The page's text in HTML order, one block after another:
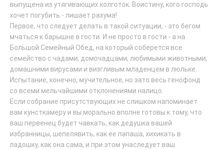
выпущена из утягивающих колготок. Воистину, кого господь
хочет погубить - лишает разума!
Первое, что следует делать в такой ситуации, - это бегом
мчаться к барышне в гости. И не просто в гости - а на
Большой Семейный Обед, на который соберется все
семейство с чадами, домочадцами, любимыми животными,
домашними вирусами и визгливым младенцем в люльке.
Испытание, конечно, мучительное, но зато весь генофонд
со всеми мельчайшими отклонениями налицо.
Если собрание присутствующих не слишком напоминает
вам кунсткамеру и вы морально вполне готовы к тому, что
ваш первенец будет чавкать, как дедушка вашей
избранницы, шепелявить, как ее папаша, хихикать в
ладошку, как она сама, и при этом унаследует ваш